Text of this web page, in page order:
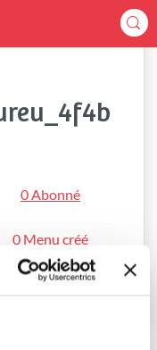
0 Abonné
0 Menu créé